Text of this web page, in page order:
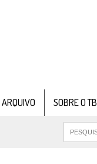
ARQUIVO SOBRE O TB